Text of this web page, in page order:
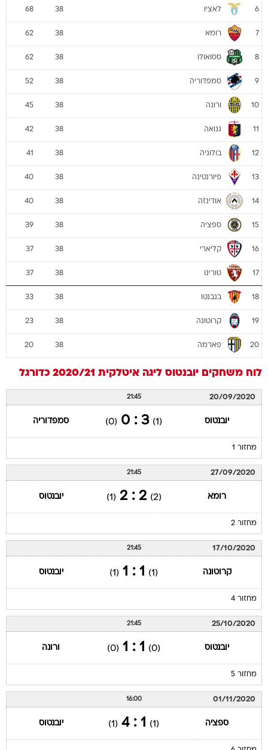
6 לאציו 38
68
7 רומא 38
62
8 ססואולו 38
62
9 סמפדוריה 38
52
10 ורונה 38
45
11 גנואה 38
42
12 בולוניה 38
41
13 פיורנטינה 38
40
14 אודינזה 38
40
15 ספציה 38
39
16 קליארי 38
37
17 טורינו 38
37
18 בנבנטו 38
33
19 קרוטונה 38
23
20 פארמה 38
20
לוח משחקים יובנטוס ליגה איטלקית 2020/21 כדורגל
20/09/2020
21:45
יובנטוס (1)
3 : 0
(0) סמפדוריה
מחזור 1
27/09/2020
21:45
רומא (2)
2 : 2
(1) יובנטוס
מחזור 2
17/10/2020
21:45
קרוטונה (1)
1 : 1
(1) יובנטוס
מחזור 4
25/10/2020
21:45
יובנטוס (0)
1 : 1
(0) ורונה
מחזור 5
01/11/2020
16:00
ספציה (1)
1 : 4
(1) יובנטוס